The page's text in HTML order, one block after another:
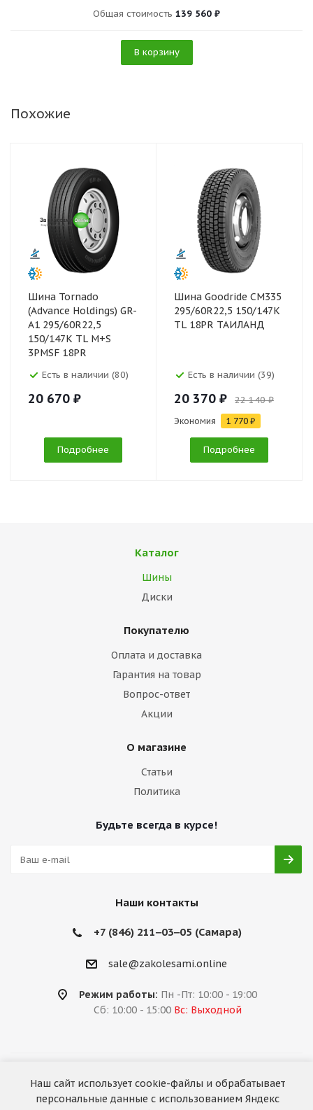
Общая стоимость 139 560 ₽
В корзину
Похожие
Шина Tornado
(Advance Holdings) GR-
A1 295/60R22,5
150/147K TL M+S
3PMSF 18PR
Есть в наличии (80)
20 670 ₽
Подробнее
Шина Goodride CM335
295/60R22,5 150/147K
TL 18PR ТАИЛАНД
Есть в наличии (39)
20 370 ₽ 22 140 ₽
Экономия 1 770 ₽
Подробнее
Каталог
Шины
Диски
Покупателю
Оплата и доставка
Гарантия на товар
Вопрос-ответ
Акции
О магазине
Статьи
Политика
Будьте всегда в курсе!
Наши контакты
+7 (846) 211‒03‒05 (Самара)
sale@zakolesami.online
Режим работы: Пн -Пт: 10:00 - 19:00
Сб: 10:00 - 15:00 Вс: Выходной
2026 © «За колёсами.Online»
Запуск сайта —RuMaster
Наш сайт использует cookie-файлы и обрабатывает
персональные данные с использованием Яндекс